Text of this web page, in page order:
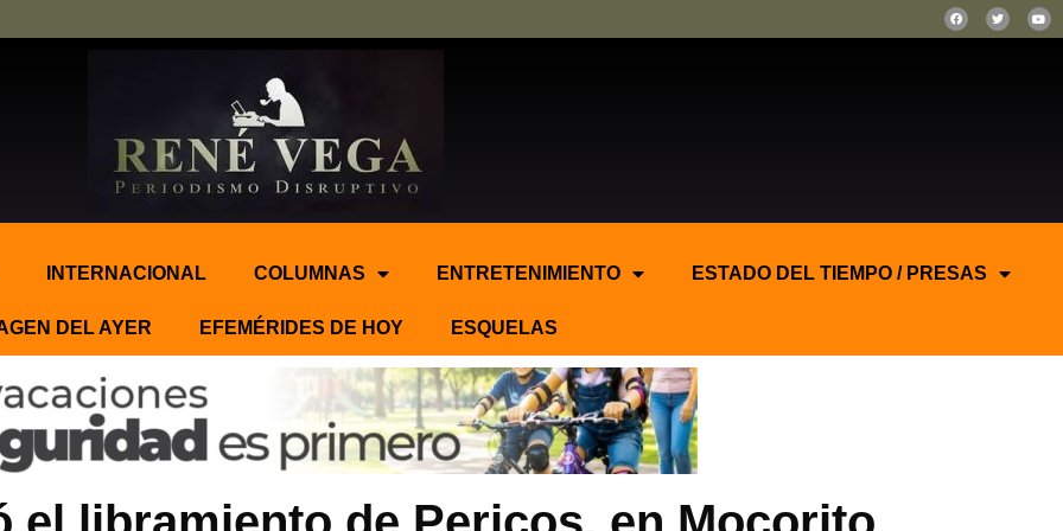
INTERNACIONAL COLUMNAS ENTRETENIMIENTO ESTADO DEL TIEMPO / PRESAS
DEL AYER EFEMÉRIDES DE HOY ESQUELAS